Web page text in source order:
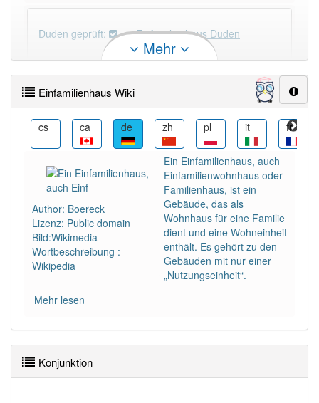
Duden geprüft: Einfamilienhaus Duden
PowerIndex:13
Häufigkeit: 6 von 10
Wörter mit Endung -einfamilienhaus: 1
Wörter mit Endung-einfamilienhausaber mit einem
anderen Artikel
93% unserer Spielapp-Nutzer haben den Artikel
Mehr
Einfamilienhaus Wiki
cs ca de zh pl it fr
Author: Boereck
Lizenz: Public domain
Bild:Wikimedia
Wortbeschreibung :
Wikipedia
Ein Einfamilienhaus, auch
Einfamilienwohnhaus oder
Familienhaus, ist ein
Gebäude, das als
Wohnhaus für eine Familie
dient und eine Wohneinheit
enthält. Es gehört zu den
Gebäuden mit nur einer
„Nutzungseinheit“.
Mehr lesen
Konjunktion